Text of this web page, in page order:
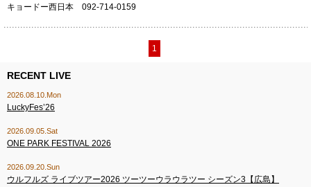
キョードー西日本 092-714-0159
1
RECENT LIVE
2026.08.10.Mon
LuckyFes’26
2026.09.05.Sat
ONE PARK FESTIVAL 2026
2026.09.20.Sun
ウルフルズ ライブツアー2026 ツーツーウラウラツー シーズン3【広島】